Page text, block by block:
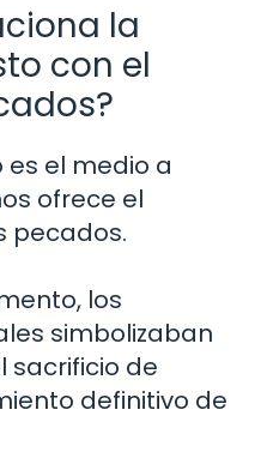
la
con el
es el medio a
ofrece el
pecados.
los
simbolizaban
sacrificio de
definitivo de